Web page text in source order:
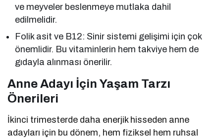
ve meyveler beslenmeye mutlaka dahil
edilmelidir.
Folik asit ve B12: Sinir sistemi gelişimi için çok
önemlidir. Bu vitaminlerin hem takviye hem de
gıdayla alınması önerilir.
Anne Adayı İçin Yaşam Tarzı
Önerileri
İkinci trimesterde daha enerjik hisseden anne
adayları için bu dönem, hem fiziksel hem ruhsal